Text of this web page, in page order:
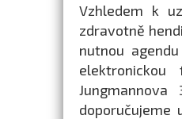
Vzhledem k
zdravotně
nutnou
doporučujeme